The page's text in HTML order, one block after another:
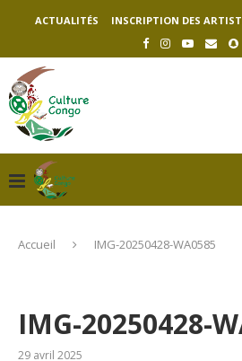
ACTUALITÉS INSCRIPTION DES
Accueil IMG-20250428-WA0585
IMG-20250428-
29 avril 2025